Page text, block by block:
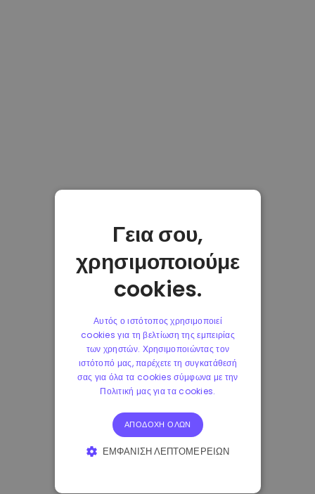
Γεια σου,
χρησιμοποιούμε
cookies.
Αυτός ο ιστότοπος χρησιμοποιεί
cookies για τη βελτίωση της εμπειρίας
των χρηστών. Χρησιμοποιώντας τον
ιστότοπό μας, παρέχετε τη συγκατάθεσή
σας για όλα τα cookies σύμφωνα με την
Πολιτική μας για τα cookies.
ΑΠΟΔΟΧΉ ΌΛΩΝ
ΕΜΦΆΝΙΣΗ ΛΕΠΤΟΜΕΡΕΙΏΝ